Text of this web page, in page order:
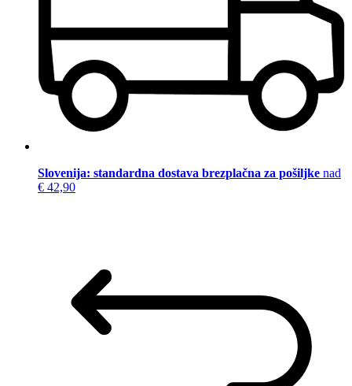
Slovenija: standardna dostava brezplačna za pošiljke nad
€ 42,90